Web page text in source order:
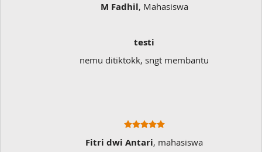
M Fadhil, Mahasiswa
testi
nemu ditiktokk, sngt membantu
Fitri dwi Antari, mahasiswa